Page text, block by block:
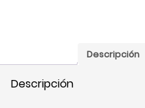
20
ISO
Descripción
Descripción